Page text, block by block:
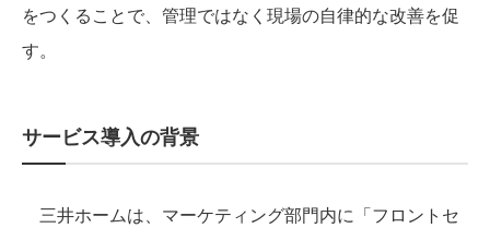
をつくることで、管理ではなく現場の自律的な改善を促
す。
サービス導入の背景
三井ホームは、マーケティング部門内に「フロントセ